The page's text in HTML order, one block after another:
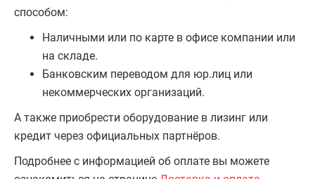
способом:
Наличными или по карте в офисе компании или
на складе.
Банковским переводом для юр.лиц или
некоммерческих организаций.
А также приобрести оборудование в лизинг или
кредит через официальных партнёров.
Подробнее с информацией об оплате вы можете